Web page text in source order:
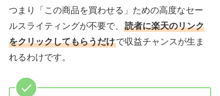
つまり「この商品を買わせる」ための高度なセー
ルスライティングが不要で、 読者に楽天のリンク
をクリックしてもらうだけで収益チャンスが生ま
れるわけです。